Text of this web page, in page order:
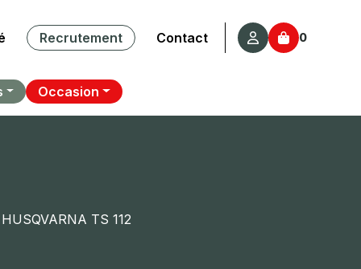
Recrutement Contact 0
Occasion
TS 112